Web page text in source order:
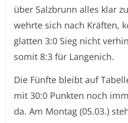
über Salzbrunn alles klar
wehrte sich nach Kräften,
glatten 3:0 Sieg nicht
somit 8:3 für Langenich.
Die Fünfte bleibt auf
mit 30:0 Punkten noch
da. Am Montag (05.03.)